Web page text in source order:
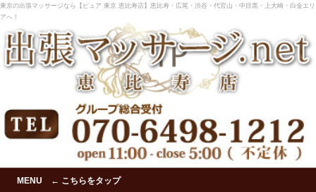
東京の出張マッサージなら【ピュア 東京 恵比寿店】恵比寿・広尾・渋谷・代官山・中目黒・上大崎・白金エリ
アへ！
MENU ← こちらをタップ